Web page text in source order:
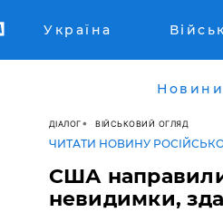
Україна
Новини
ДІАЛОГ ВІЙСЬКОВИЙ ОГЛЯД
ЧИТАТИ НОВИНУ
США
невидимки,